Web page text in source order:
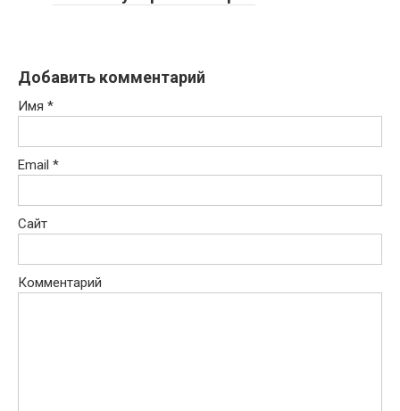
Добавить комментарий
Имя *
Email *
Сайт
Комментарий